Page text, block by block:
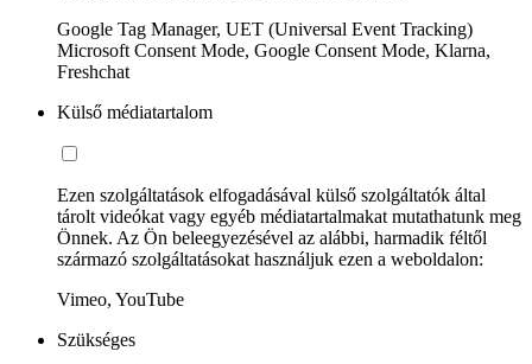
Google Tag Manager, UET (Universal Event Tracking)
Microsoft Consent Mode, Google Consent Mode, Klarna,
Freshchat
Külső médiatartalom
Ezen szolgáltatások elfogadásával külső szolgáltatók által
tárolt videókat vagy egyéb médiatartalmakat mutathatunk meg
Önnek. Az Ön beleegyezésével az alábbi, harmadik féltől
származó szolgáltatásokat használjuk ezen a weboldalon:
Vimeo, YouTube
Szükséges